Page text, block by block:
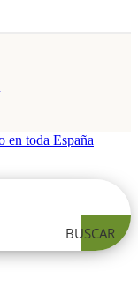
BUSCAR